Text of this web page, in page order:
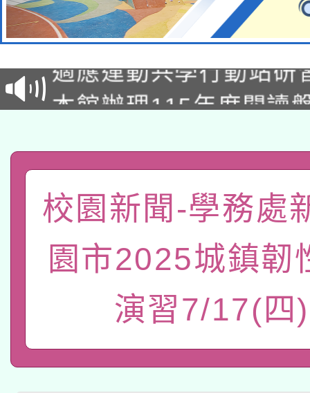
本校115學年度第2次
招甄選結果公告(無人
招)
本館辦理115年度閱讀
礎課程
A3數位素養講師名單
「數位內容與教學軟體
pilot」
薪期間赴陸應申請許可
轉知經濟部水利署委託
業技術研究院辦理「
用水績優單位及節水達
115年8月22日(星期六
本校115學年度第2次
校園新聞-學務處
園市2025城鎮韌
演習7/17(四